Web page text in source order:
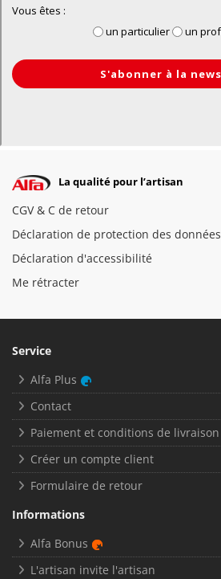
La qualité pour l’artisan
CGV & C de retour
Déclaration de protection des données
Déclaration d'accessibilité
Me rétracter
Service
Alfa Plus
Contact
Paiement et conditions de livraison
Créer un compte client
Formulaire de retour
Informations
Alfa Bonus
L'artisan invite l'artisan